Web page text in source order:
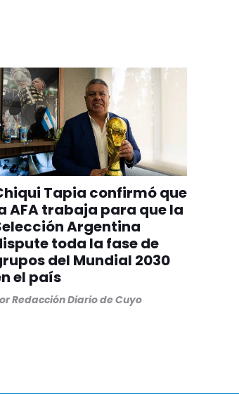
Tapia confirmó que
AFA trabaja para que la
Argentina
toda la fase de
del Mundial 2030
el país
Redacción Diario de Cuyo